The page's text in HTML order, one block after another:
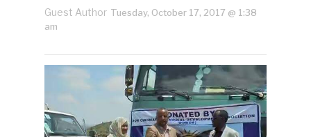
Guest Author Tuesday, October 17, 2017 @ 1:38
am